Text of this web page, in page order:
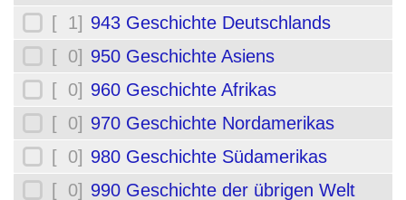
[ 1] 943 Geschichte Deutschlands
[ 0] 950 Geschichte Asiens
[ 0] 960 Geschichte Afrikas
[ 0] 970 Geschichte Nordamerikas
[ 0] 980 Geschichte Südamerikas
[ 0] 990 Geschichte der übrigen Welt